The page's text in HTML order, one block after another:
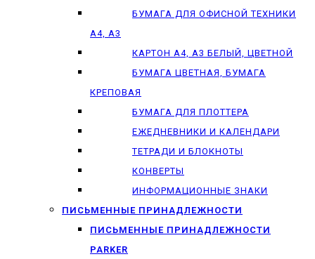
БУМАГА ДЛЯ ОФИСНОЙ ТЕХНИКИ
А4, А3
КАРТОН А4, А3 БЕЛЫЙ, ЦВЕТНОЙ
БУМАГА ЦВЕТНАЯ, БУМАГА
КРЕПОВАЯ
БУМАГА ДЛЯ ПЛОТТЕРА
ЕЖЕДНЕВНИКИ И КАЛЕНДАРИ
ТЕТРАДИ И БЛОКНОТЫ
КОНВЕРТЫ
ИНФОРМАЦИОННЫЕ ЗНАКИ
ПИСЬМЕННЫЕ ПРИНАДЛЕЖНОСТИ
ПИСЬМЕННЫЕ ПРИНАДЛЕЖНОСТИ
PARKER